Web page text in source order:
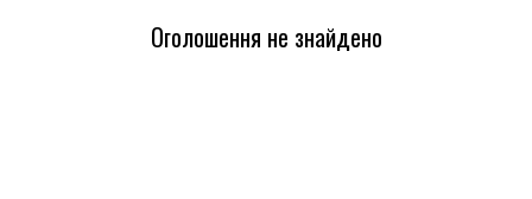
Оголошення не знайдено